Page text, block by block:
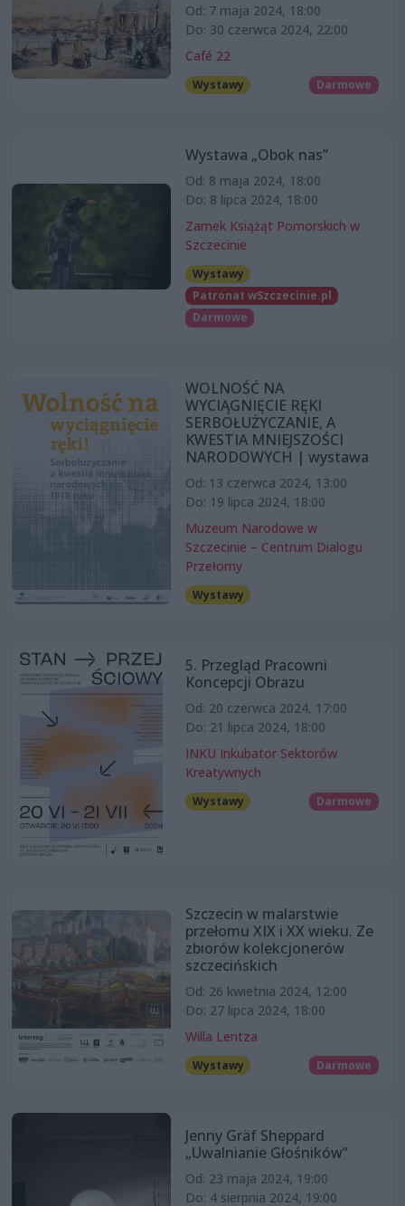
Od: 7 maja 2024, 18:00
Do: 30 czerwca 2024, 22:00
Café 22
Wystawy Darmowe
Wystawa „Obok nas”
Od: 8 maja 2024, 18:00
Do: 8 lipca 2024, 18:00
Zamek Książąt Pomorskich w
Szczecinie
Wystawy
Patronat wSzczecinie.pl
Darmowe
WOLNOŚĆ NA
WYCIĄGNIĘCIE RĘKI
SERBOŁUŻYCZANIE, A
KWESTIA MNIEJSZOŚCI
NARODOWYCH | wystawa
Od: 13 czerwca 2024, 13:00
Do: 19 lipca 2024, 18:00
Muzeum Narodowe w
Szczecinie – Centrum Dialogu
Przełomy
Wystawy
5. Przegląd Pracowni
Koncepcji Obrazu
Od: 20 czerwca 2024, 17:00
Do: 21 lipca 2024, 18:00
INKU Inkubator Sektorów
Kreatywnych
Wystawy Darmowe
Szczecin w malarstwie
przełomu XIX i XX wieku. Ze
zbiorów kolekcjonerów
szczecińskich
Od: 26 kwietnia 2024, 12:00
Do: 27 lipca 2024, 18:00
Willa Lentza
Wystawy Darmowe
Jenny Gräf Sheppard
„Uwalnianie Głośników”
Od: 23 maja 2024, 19:00
Do: 4 sierpnia 2024, 19:00